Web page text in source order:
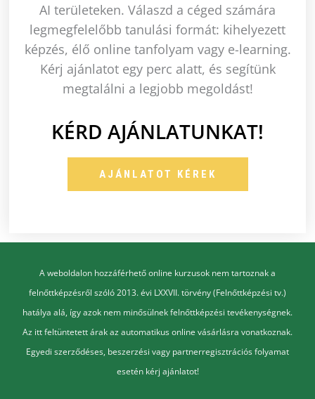
AI területeken. Válaszd a céged számára
legmegfelelőbb tanulási formát: kihelyezett
képzés, élő online tanfolyam vagy e-learning.
Kérj ajánlatot egy perc alatt, és segítünk
megtalálni a legjobb megoldást!
KÉRD AJÁNLATUNKAT!
AJÁNLATOT KÉREK
A weboldalon hozzáférhető online kurzusok nem tartoznak a
felnőttképzésről szóló 2013. évi LXXVII. törvény (Felnőttképzési tv.)
hatálya alá, így azok nem minősülnek felnőttképzési tevékenységnek.
Az itt feltüntetett árak az automatikus online vásárlásra vonatkoznak.
Egyedi szerződéses, beszerzési vagy partnerregisztrációs folyamat
esetén kérj ajánlatot!